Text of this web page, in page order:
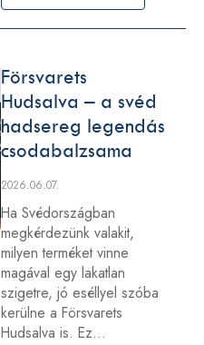
Försvarets
Hudsalva – a svéd
hadsereg legendás
csodabalzsama
2026.06.07.
Ha Svédországban
megkérdezünk valakit,
milyen terméket vinne
magával egy lakatlan
szigetre, jó eséllyel szóba
kerülne a Försvarets
Hudsalva is. Ez…